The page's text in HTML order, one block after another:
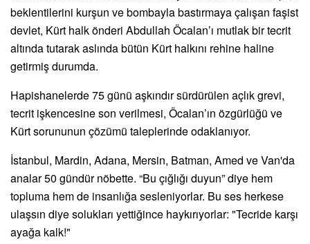
beklentilerini kurşun ve bombayla bastırmaya çalışan faşist
devlet, Kürt halk önderi Abdullah Öcalan’ı mutlak bir tecrit
altında tutarak aslında bütün Kürt halkını rehine haline
getirmiş durumda.
Hapishanelerde 75 günü aşkındır sürdürülen açlık grevi,
tecrit işkencesine son verilmesi, Öcalan’ın özgürlüğü ve
Kürt sorununun çözümü taleplerinde odaklanıyor.
İstanbul, Mardin, Adana, Mersin, Batman, Amed ve Van'da
analar 50 gündür nöbette. “Bu çığlığı duyun” diye hem
topluma hem de insanlığa sesleniyorlar. Bu ses herkese
ulaşsın diye solukları yettiğince haykırıyorlar: "Tecride karşı
ayağa kalk!"